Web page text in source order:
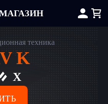
техника
K
X